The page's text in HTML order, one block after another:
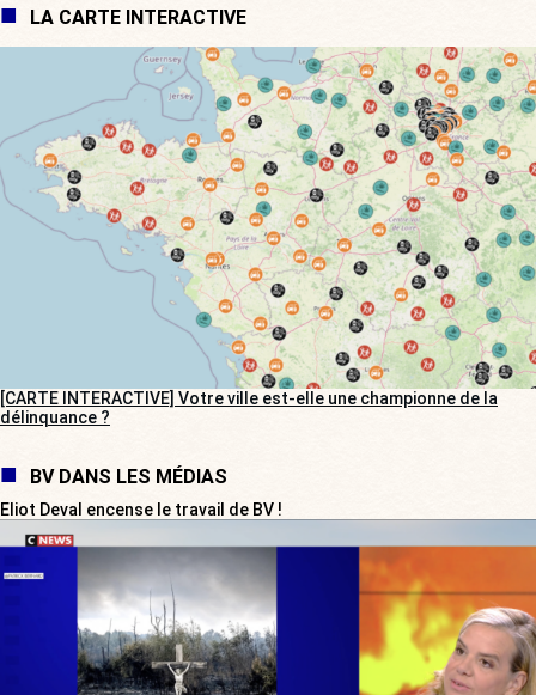
LA CARTE INTERACTIVE
[CARTE INTERACTIVE] Votre ville est-elle une championne de la
délinquance ?
BV DANS LES MÉDIAS
Eliot Deval encense le travail de BV !